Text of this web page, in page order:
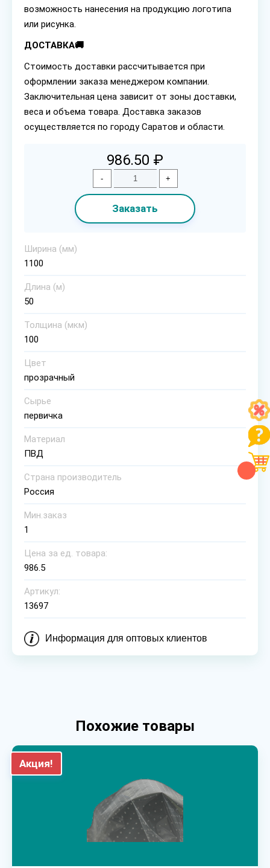
возможность нанесения на продукцию логотипа
или рисунка.
ДОСТАВКА🚚
Стоимость доставки рассчитывается при
оформлении заказа менеджером компании.
Заключительная цена зависит от зоны доставки,
веса и объема товара. Доставка заказов
осуществляется по городу Саратов и области.
986.50 ₽
- +
Заказать
Ширина (мм)
1100
Длина (м)
50
Толщина (мкм)
100
Цвет
прозрачный
Сырье
первичка
Материал
ПВД
Страна производитель
Россия
Мин.заказ
1
Цена за ед. товара:
986.5
Артикул:
13697
Информация для оптовых клиентов
Похожие товары
Акция!